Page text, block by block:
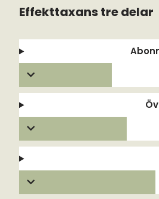
Effekttaxans tre delar